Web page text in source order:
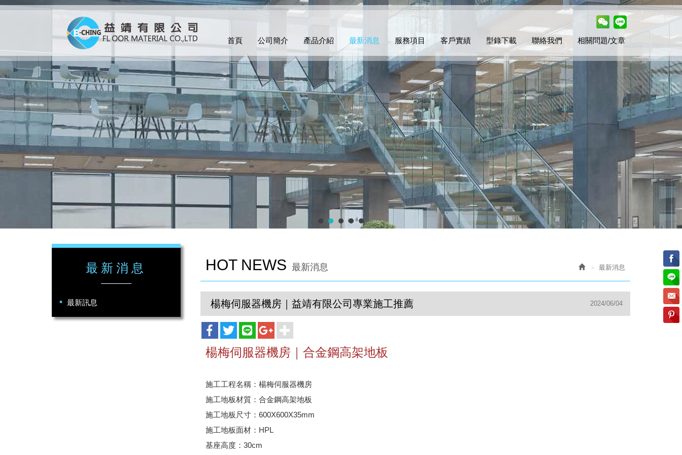
首頁 公司簡介 產品介紹 最新消息 服務項目 客戶實績 型錄下載 聯絡我們 相關問題/文章
最新消息
最新訊息
最新消息
HOT NEWS 最新消息
2024/06/04
楊梅伺服器機房｜益靖有限公司專業施工推薦
楊梅伺服器機房｜合金鋼高架地板
施工工程名稱：楊梅伺服器機房
施工地板材質：合金鋼高架地板
施工地板尺寸：600X600X35mm
施工地板面材：HPL
基座高度：30cm